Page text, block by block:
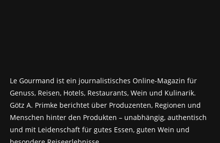
Le Gourmand ist ein journalistisches Online-Magazin für
Genuss, Reisen, Hotels, Restaurants, Wein und Kulinarik.
Götz A. Primke berichtet über Produzenten, Regionen und
Menschen hinter den Produkten – unabhängig, authentisch
und mit Leidenschaft für gutes Essen, guten Wein und